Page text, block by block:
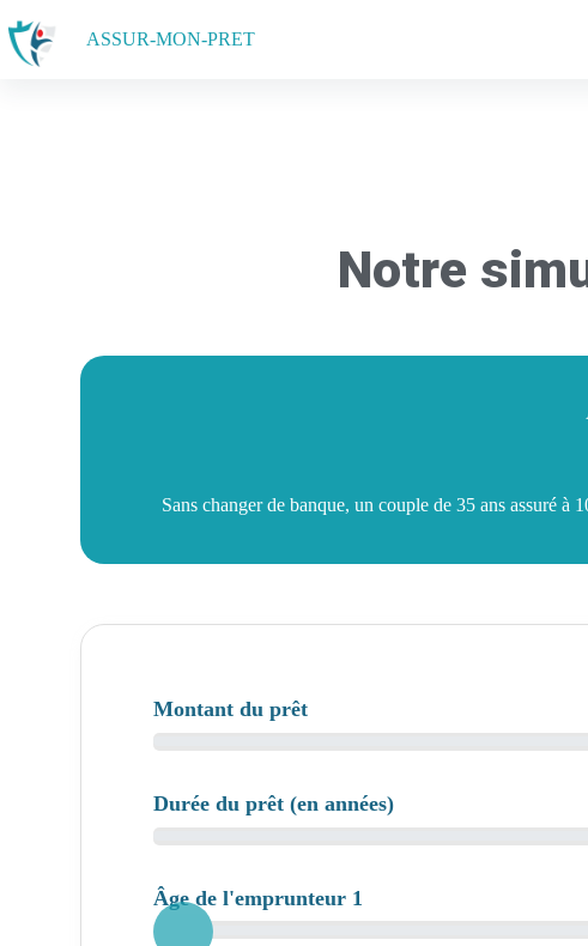
ASSUR-MON-PRET
Notre
Sans changer de banque, un couple de 35 ans assuré à
Montant du prêt
Durée du prêt (en années)
Âge de l'emprunteur 1